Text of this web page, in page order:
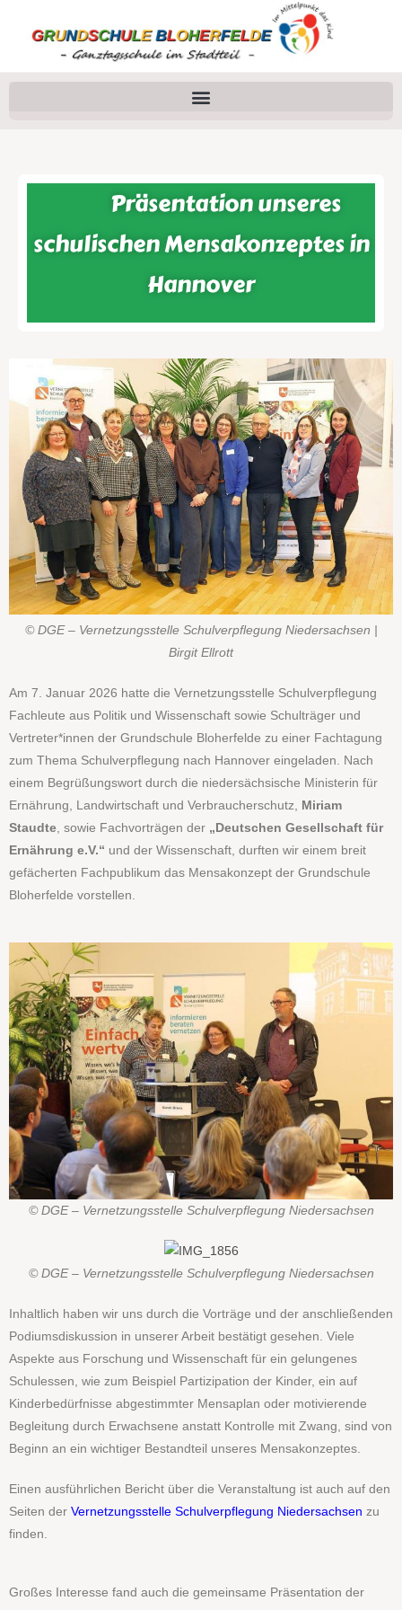
Präsentation unseres
schulischen Mensakonzeptes in
Hannover
© DGE – Vernetzungsstelle Schulverpflegung Niedersachsen |
Birgit Ellrott
Am 7. Januar 2026 hatte die Vernetzungsstelle Schulverpflegung
Fachleute aus Politik und Wissenschaft sowie Schulträger und
Vertreter*innen der Grundschule Bloherfelde zu einer Fachtagung
zum Thema Schulverpflegung nach Hannover eingeladen. Nach
einem Begrüßungswort durch die niedersächsische Ministerin für
Ernährung, Landwirtschaft und Verbraucherschutz, Miriam
Staudte, sowie Fachvorträgen der „Deutschen Gesellschaft für
Ernährung e.V.“ und der Wissenschaft, durften wir einem breit
gefächerten Fachpublikum das Mensakonzept der Grundschule
Bloherfelde vorstellen.
© DGE – Vernetzungsstelle Schulverpflegung Niedersachsen
© DGE – Vernetzungsstelle Schulverpflegung Niedersachsen
Inhaltlich haben wir uns durch die Vorträge und der anschließenden
Podiumsdiskussion in unserer Arbeit bestätigt gesehen. Viele
Aspekte aus Forschung und Wissenschaft für ein gelungenes
Schulessen, wie zum Beispiel Partizipation der Kinder, ein auf
Kinderbedürfnisse abgestimmter Mensaplan oder motivierende
Begleitung durch Erwachsene anstatt Kontrolle mit Zwang, sind von
Beginn an ein wichtiger Bestandteil unseres Mensakonzeptes.
Einen ausführlichen Bericht über die Veranstaltung ist auch auf den
Seiten der Vernetzungsstelle Schulverpflegung Niedersachsen zu
finden.
Großes Interesse fand auch die gemeinsame Präsentation der